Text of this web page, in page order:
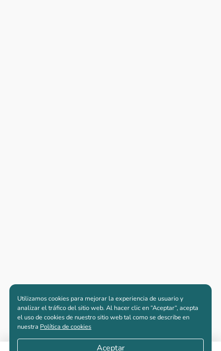
Utilizamos cookies para mejorar la experiencia de usuario y
analizar el tráfico del sitio web. Al hacer clic en “Aceptar“, acepta
el uso de cookies de nuestro sitio web tal como se describe en
nuestra Política de cookies
Aceptar